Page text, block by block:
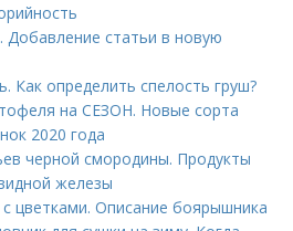
Добавление статьи в новую
Как определить спелость груш?
на СЕЗОН. Новые сорта
2020 года
черной смородины. Продукты
железы
цветками. Описание боярышника